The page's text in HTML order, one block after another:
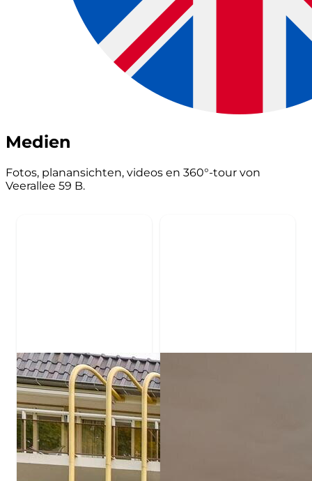
Medien
Fotos, planansichten, videos en 360°-tour von
Veerallee 59 B.